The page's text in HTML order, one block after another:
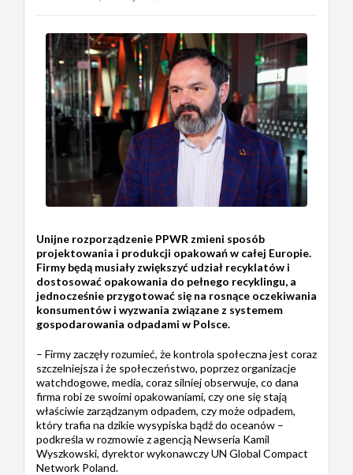
Unijne rozporządzenie PPWR zmieni sposób
projektowania i produkcji opakowań w całej Europie.
Firmy będą musiały zwiększyć udział recyklatów i
dostosować opakowania do pełnego recyklingu, a
jednocześnie przygotować się na rosnące oczekiwania
konsumentów i wyzwania związane z systemem
gospodarowania odpadami w Polsce.
– Firmy zaczęły rozumieć, że kontrola społeczna jest coraz
szczelniejsza i że społeczeństwo, poprzez organizacje
watchdogowe, media, coraz silniej obserwuje, co dana
firma robi ze swoimi opakowaniami, czy one się stają
właściwie zarządzanym odpadem, czy może odpadem,
który trafia na dzikie wysypiska bądź do oceanów –
podkreśla w rozmowie z agencją Newseria Kamil
Wyszkowski, dyrektor wykonawczy UN Global Compact
Network Poland.